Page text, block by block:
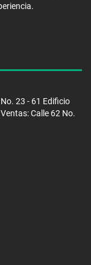
23 - 61 Edificio
Calle 62 No.